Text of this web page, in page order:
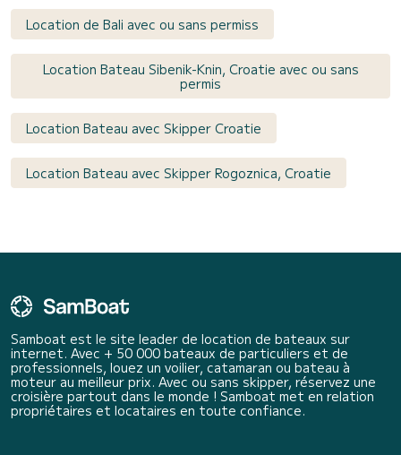
Location de Bali avec ou sans permiss
Location Bateau Sibenik-Knin, Croatie avec ou sans
permis
Location Bateau avec Skipper Croatie
Location Bateau avec Skipper Rogoznica, Croatie
Samboat est le site leader de location de bateaux sur
internet. Avec + 50 000 bateaux de particuliers et de
professionnels, louez un voilier, catamaran ou bateau à
moteur au meilleur prix. Avec ou sans skipper, réservez une
croisière partout dans le monde ! Samboat met en relation
propriétaires et locataires en toute confiance.